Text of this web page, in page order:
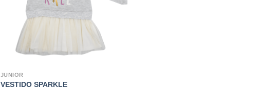
JUNIOR
VESTIDO SPARKLE